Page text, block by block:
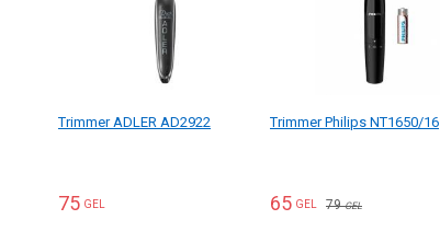
Trimmer ADLER AD2922
75 GEL
Trimmer Philips NT1650/16
65 GEL 79GEL